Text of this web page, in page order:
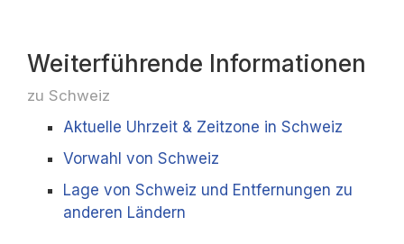
Weiterführende Informationen
zu Schweiz
Aktuelle Uhrzeit & Zeitzone in Schweiz
Vorwahl von Schweiz
Lage von Schweiz und Entfernungen zu
anderen Ländern